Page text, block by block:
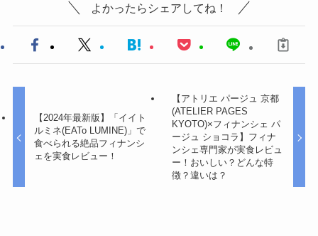
よかったらシェアしてね！
【2024年最新版】「イイト
ルミネ(EATo LUMINE)」で
食べられる絶品フィナンシ
ェを実食レビュー！
【アトリエ パージュ 京都
(ATELIER PAGES
KYOTO)×フィナンシェ パ
ージュ ショコラ】フィナ
ンシェ専門家が実食レビュ
ー！おいしい？どんな特
徴？違いは？